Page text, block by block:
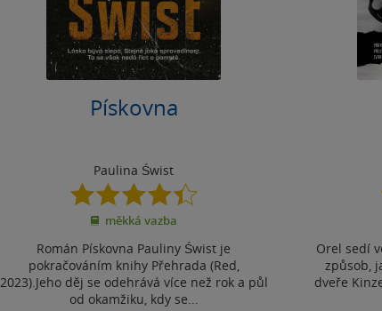
Pískovna
Paulina Świst
4.4
z
5
měkká vazba
Román Pískovna Pauliny Świst je
pokračováním knihy Přehrada (Red,
2023).Jeho děj se odehrává více než rok a půl
od okamžiku, kdy se...
Orel sedí
způsob,
dveře